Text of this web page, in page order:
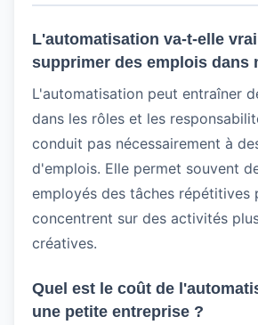
L'automatisation va-t-elle
supprimer des emplois dans
L'automatisation peut entraîner
dans les rôles et les
conduit pas nécessairement à
d'emplois. Elle permet souvent
employés des tâches répétitives
concentrent sur des activités
créatives.
Quel est le coût de
une petite entreprise ?